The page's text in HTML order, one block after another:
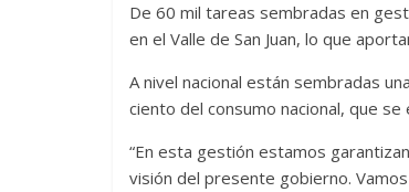
De 60 mil tareas sembradas en
en el Valle de San Juan, lo que
A nivel nacional están sembradas
ciento del consumo nacional, que
“En esta gestión estamos
visión del presente gobierno.